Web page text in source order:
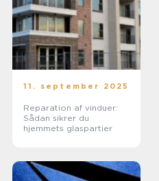
11. september 2025
Reparation af vinduer:
Sådan sikrer du
hjemmets glaspartier